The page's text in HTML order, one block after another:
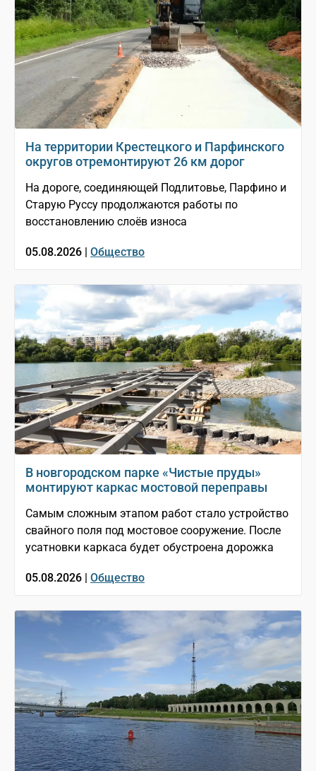
На территории Крестецкого и Парфинского
округов отремонтируют 26 км дорог
На дороге, соединяющей Подлитовье, Парфино и
Старую Руссу продолжаются работы по
восстановлению слоёв износа
05.08.2026 | Общество
В новгородском парке «Чистые пруды»
монтируют каркас мостовой переправы
Самым сложным этапом работ стало устройство
свайного поля под мостовое сооружение. После
усатновки каркаса будет обустроена дорожка
05.08.2026 | Общество